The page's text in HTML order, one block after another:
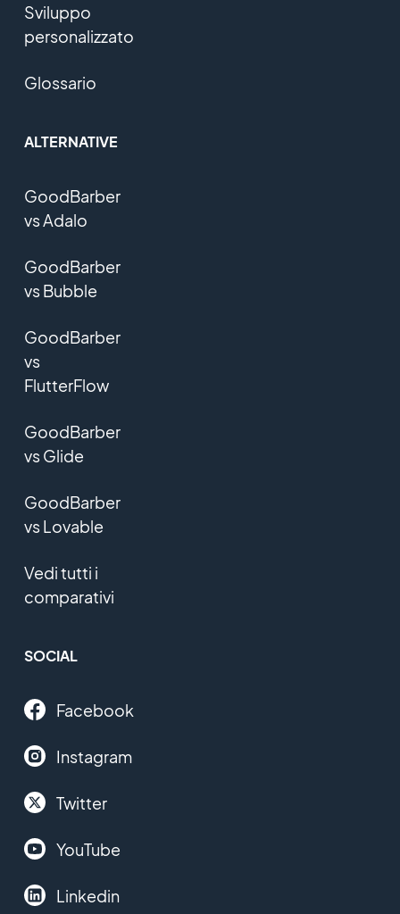
Sviluppo
personalizzato
Glossario
ALTERNATIVE
GoodBarber
vs Adalo
GoodBarber
vs Bubble
GoodBarber
vs
FlutterFlow
GoodBarber
vs Glide
GoodBarber
vs Lovable
Vedi tutti i
comparativi
SOCIAL
Facebook
Instagram
Twitter
YouTube
Linkedin